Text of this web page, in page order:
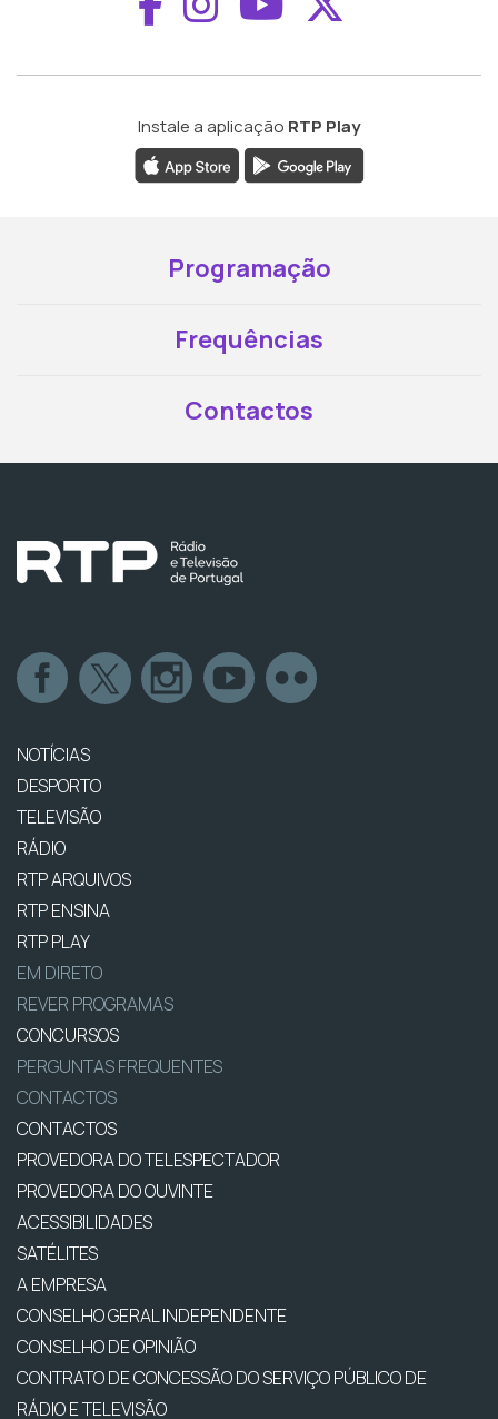
Instale a aplicação RTP Play
Programação
Frequências
Contactos
NOTÍCIAS
DESPORTO
TELEVISÃO
RÁDIO
RTP ARQUIVOS
RTP ENSINA
RTP PLAY
EM DIRETO
REVER PROGRAMAS
CONCURSOS
PERGUNTAS FREQUENTES
CONTACTOS
CONTACTOS
PROVEDORA DO TELESPECTADOR
PROVEDORA DO OUVINTE
ACESSIBILIDADES
SATÉLITES
A EMPRESA
CONSELHO GERAL INDEPENDENTE
CONSELHO DE OPINIÃO
CONTRATO DE CONCESSÃO DO SERVIÇO PÚBLICO DE
RÁDIO E TELEVISÃO